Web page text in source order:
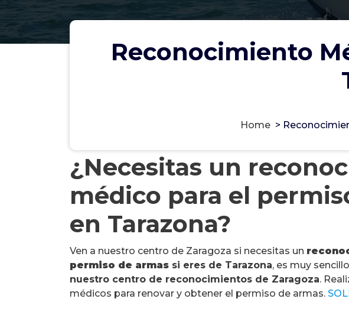
Reconocimiento
Home >
¿Necesitas un
médico para el
en Tarazona?
Ven a nuestro centro de Zaragoza si necesitas un
permiso de armas si eres de Tarazona, es muy
nuestro centro de reconocimientos de Zaragoza.
médicos para renovar y obtener el permiso de armas.